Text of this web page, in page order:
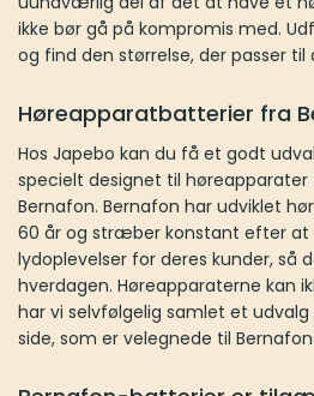
Udforsk udvalget nedenfor og find
høreapparat.
Høreapparatbatterier fra
Hos Japebo kan du få et godt udvalg
designet til høreapparater fra
udviklet høreapparater i mere end 60
at skabe autentiske lydoplevelser for
mere værdi i hverdagen.
derfor har vi selvfølgelig samlet et
side, som er velegnede til Bernafons